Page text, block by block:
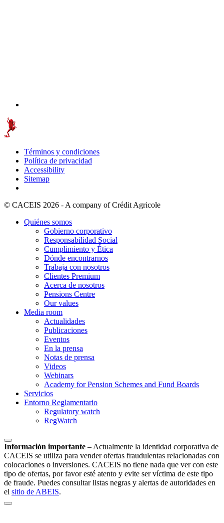
Términos y condiciones
Política de privacidad
Accessibility
Sitemap
© CACEIS 2026 - A company of Crédit Agricole
Quiénes somos
Gobierno corporativo
Responsabilidad Social
Cumplimiento y Ética
Dónde encontrarnos
Trabaja con nosotros
Clientes Premium
Acerca de nosotros
Pensions Centre
Our values
Media room
Actualidades
Publicaciones
Eventos
En la prensa
Notas de prensa
Videos
Webinars
Academy for Pension Schemes and Fund Boards
Servicios
Entorno Reglamentario
Regulatory watch
RegWatch
Información importante – Actualmente la identidad corporativa de
CACEIS se utiliza para vender ofertas fraudulentas relacionadas con
colocaciones o inversiones. CACEIS no tiene nada que ver con este
tipo de ofertas, por favor esté atento y evite ser víctima de este tipo
de fraude. Puedes consultar listas negras y alertas de autoridades en
el sitio de ABEIS.